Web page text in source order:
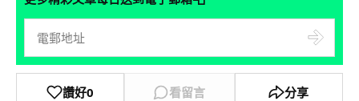
讚好0 看留言 分享